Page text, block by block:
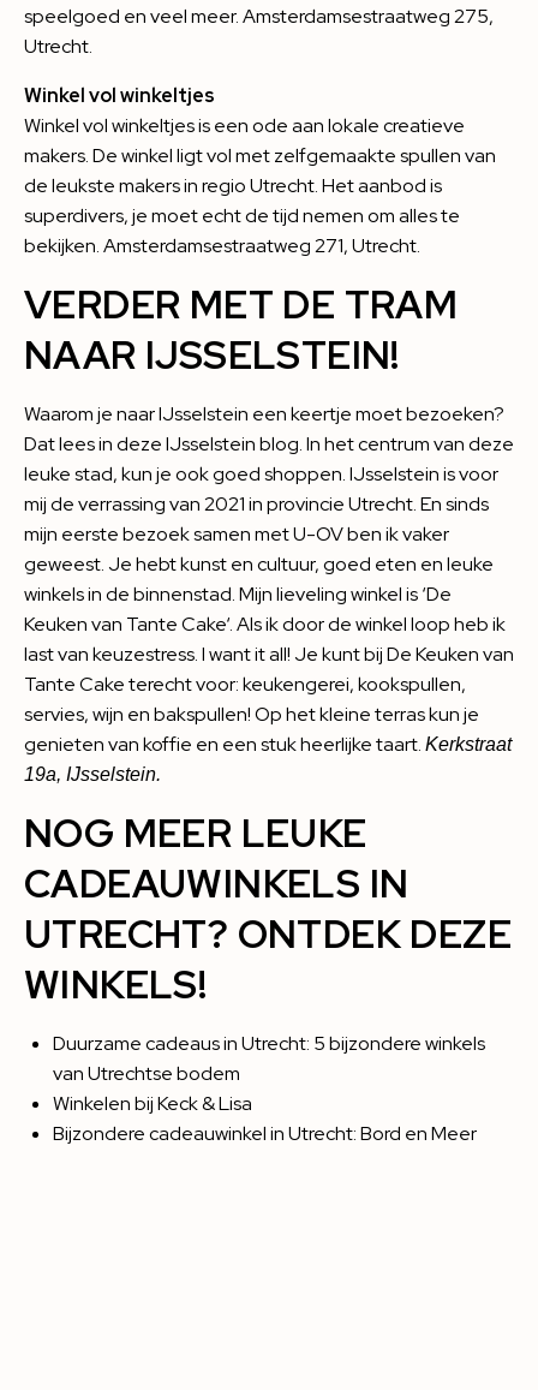
speelgoed en veel meer. Amsterdamsestraatweg 275,
Utrecht.
Winkel vol winkeltjes
Winkel vol winkeltjesis een ode aan lokale creatieve
makers. De winkel ligt vol met zelfgemaakte spullen van
de leukste makers in regio Utrecht. Het aanbod is
superdivers, je moet echt de tijd nemen om alles te
bekijken. Amsterdamsestraatweg 271, Utrecht.
VERDER MET DE TRAM
NAAR IJSSELSTEIN!
Waarom je naar IJsselstein een keertje moet bezoeken?
Dat lees in dezeIJsselstein blog. In het centrum van deze
leuke stad, kun je ook goed shoppen. IJsselstein is voor
mij de verrassing van 2021 in provincie Utrecht. En sinds
mijn eerste bezoek samen met U-OV ben ik vaker
geweest. Je hebt kunst en cultuur, goed eten en leuke
winkels in de binnenstad. Mijn lieveling winkel is ‘De
Keuken van Tante Cake‘. Als ik door de winkel loop heb ik
last van keuzestress. I want it all! Je kunt bij De Keuken van
Tante Cake terecht voor: keukengerei, kookspullen,
servies, wijn en bakspullen! Op het kleine terras kun je
genieten van koffie en een stuk heerlijke taart. Kerkstraat
19a, IJsselstein.
NOG MEER LEUKE
CADEAUWINKELS IN
UTRECHT? ONTDEK DEZE
WINKELS!
Duurzame cadeaus in Utrecht: 5 bijzondere winkels
van Utrechtse bodem
Winkelen bij Keck & Lisa
Bijzondere cadeauwinkel in Utrecht: Bord en Meer